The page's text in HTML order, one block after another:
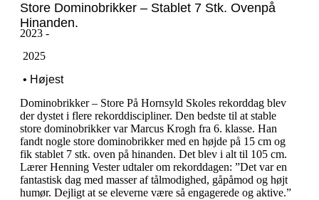
Store Dominobrikker – Stablet 7 Stk. Ovenpå
Hinanden.
2023 -
‎ ‎2025
‎ ‎• Højest
Dominobrikker – Store På Hornsyld Skoles rekorddag blev
der dystet i flere rekorddiscipliner. Den bedste til at stable
store dominobrikker var Marcus Krogh fra 6. klasse. Han
fandt nogle store dominobrikker med en højde på 15 cm og
fik stablet 7 stk. oven på hinanden. Det blev i alt til 105 cm.
Lærer Henning Vester udtaler om rekorddagen: ”Det var en
fantastisk dag med masser af tålmodighed, gåpåmod og højt
humør. Dejligt at se eleverne være så engagerede og aktive.”